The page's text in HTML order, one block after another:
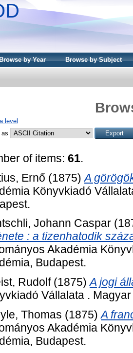
by Year Browse by Subject
level
as
of items: 61.
Ernő (1875)A
Könyvkiadó
Johann Caspar
: a tizenhatodik
Akadémia
Budapest.
Rudolf(1875)A jogi
Vállalata .
Thomas (1875)A
Akadémia
Budapest.